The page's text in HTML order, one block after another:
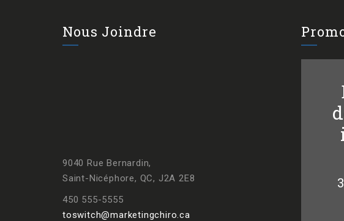
Nous Joindre
9040 Rue Bernardin,
Saint-Nicéphore, QC, J2A 2E8
450 555-5555
toswitch@marketingchiro.ca